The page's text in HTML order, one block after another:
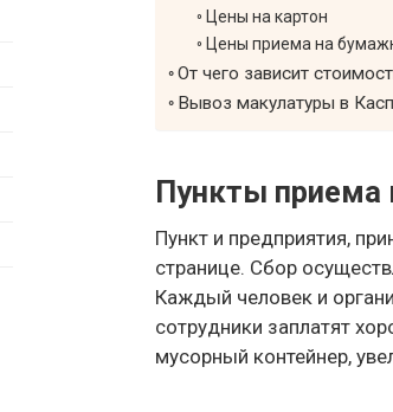
Цены на картон
Цены приема на
От чего зависит
Вывоз макулатуры в
Пункты приема
Пункт и предприятия,
странице. Сбор
Каждый человек и
сотрудники заплатят
мусорный контейнер,